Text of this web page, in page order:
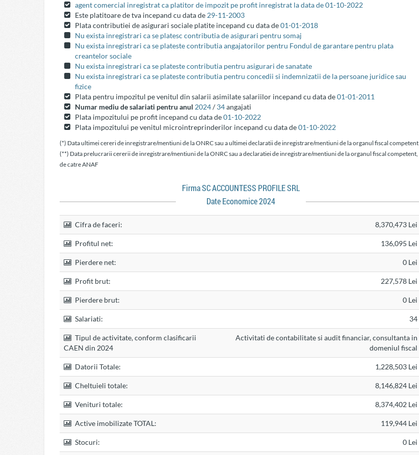
agent comercial inregistrat ca platitor de impozit pe profit inregistrat la data de 01-10-2022
Este platitoare de tva incepand cu data de 29-11-2003
Plata contributiei de asigurari sociale platite incepand cu data de01-01-2018
Nu exista inregistrari ca se platesc contributia de asigurari pentru somaj
Nu exista inregistrari ca se plateste contributia angajatorilor pentru Fondul de garantare pentru plata
creantelor sociale
Nu exista inregistrari ca se plateste contributia pentru asigurari de sanatate
Nu exista inregistrari ca se plateste contributia pentru concedii si indemnizatii de la persoane juridice sau
fizice
Plata pentru impozitul pe venitul din salarii asimilate salariilor incepand cu data de01-01-2011
Numar mediu de salariati pentru anul 2024/34angajati
Plata impozitului pe profit incepand cu data de01-10-2022
Plata impozitului pe venitul microintreprinderilor incepand cu data de01-10-2022
(*) Data ultimei cereri de inregistrare/mentiuni de la ONRC sau a ultimei declaratii de inregistrare/mentiuni de la organul fiscal competent
(**) Data prelucrarii cererii de inregistrare/mentiuni de la ONRC sau a declaratiei de inregistrare/mentiuni de la organul fiscal competent,
de catre ANAF
Firma SC ACCOUNTESS PROFILE SRL
Date Economice 2024
Cifra de faceri: 8,370,473 Lei
Profitul net: 136,095 Lei
Pierdere net: 0 Lei
Profit brut: 227,578 Lei
Pierdere brut: 0 Lei
Salariati: 34
Tipul de activitate, conform clasificarii
CAEN din 2024
Activitati de contabilitate si audit financiar, consultanta in
domeniul fiscal
Datorii Totale: 1,228,503 Lei
Cheltuieli totale: 8,146,824 Lei
Venituri totale: 8,374,402 Lei
Active imobilizate TOTAL: 119,944 Lei
Stocuri: 0 Lei